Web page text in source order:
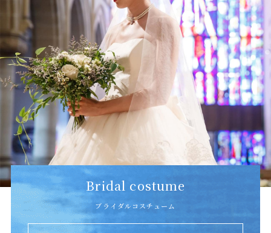
Bridal costume
ブライダルコスチューム